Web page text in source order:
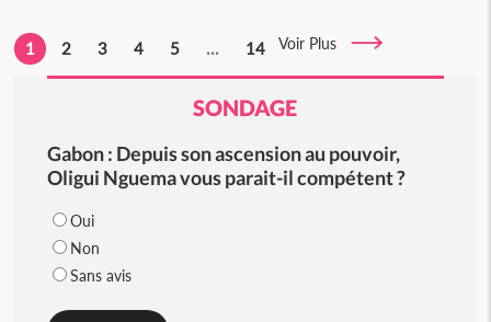
1 2 3 4 5 ... 14 Voir Plus
SONDAGE
Gabon : Depuis son ascension au pouvoir,
Oligui Nguema vous parait-il compétent ?
Oui
Non
Sans avis